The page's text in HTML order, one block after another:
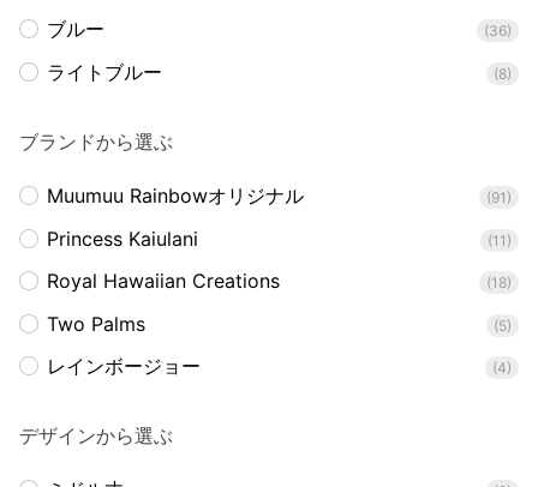
ブルー (36)
ライトブルー (8)
ブランドから選ぶ
Muumuu Rainbowオリジナル (91)
Princess Kaiulani (11)
Royal Hawaiian Creations (18)
Two Palms (5)
レインボージョー (4)
デザインから選ぶ